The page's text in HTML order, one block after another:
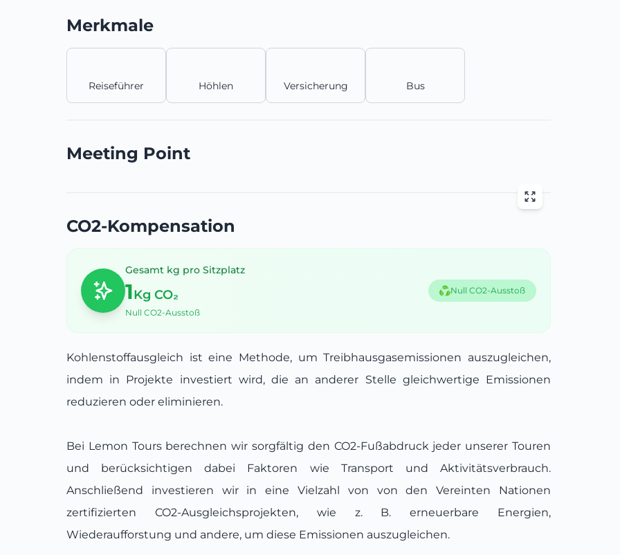
Merkmale
Reiseführer Höhlen Versicherung Bus
Meeting Point
CO2-Kompensation
Gesamt kg pro Sitzplatz
1Kg CO₂
Null CO2-Ausstoß
Null CO2-Ausstoß
Kohlenstoffausgleich ist eine Methode, um Treibhausgasemissionen auszugleichen,
indem in Projekte investiert wird, die an anderer Stelle gleichwertige Emissionen
reduzieren oder eliminieren.
Bei Lemon Tours berechnen wir sorgfältig den CO2-Fußabdruck jeder unserer Touren
und berücksichtigen dabei Faktoren wie Transport und Aktivitätsverbrauch.
Anschließend investieren wir in eine Vielzahl von von den Vereinten Nationen
zertifizierten CO2-Ausgleichsprojekten, wie z. B. erneuerbare Energien,
Wiederaufforstung und andere, um diese Emissionen auszugleichen.